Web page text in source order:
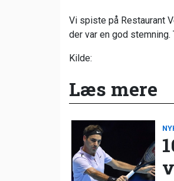
Vi spiste på Restaurant
der var en god
Kilde:
Læs mere